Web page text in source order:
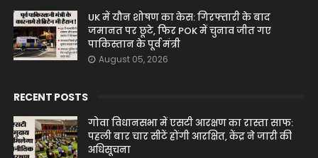
UK में यौन शोषण का केस: गिरफ्तारी के बाद
जमानत पर छूटे, फिर POK में चुनाव जीत गए
पाकिस्तान के पूर्व मंत्री
August 05, 2026
RECENT POSTS
गोवा विधानसभा में एसटी आरक्षण का रास्ता साफ:
पहली बार चार सीटें होंगी आरक्षित, केंद्र ने जारी की
अधिसूचना